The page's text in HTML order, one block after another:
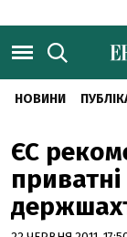
НОВИНИ
ЄС
приватні